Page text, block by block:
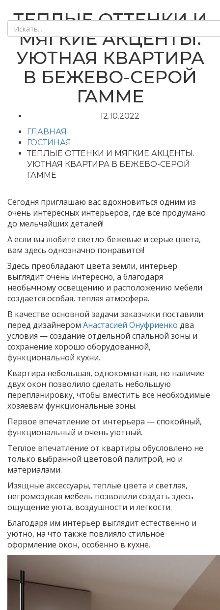
ТЕПЛЫЕ ОТТЕНКИ И
МЯГКИЕ АКЦЕНТЫ.
УЮТНАЯ КВАРТИРА
В БЕЖЕВО-СЕРОЙ
ГАММЕ
12.10.2022
ГЛАВНАЯ
ГОСТИНАЯ
ТЕПЛЫЕ ОТТЕНКИ И МЯГКИЕ АКЦЕНТЫ.
УЮТНАЯ КВАРТИРА В БЕЖЕВО-СЕРОЙ
ГАММЕ
Сегодня приглашаю вас вдохновиться одним из
очень интересных интерьеров, где все продумано
до мельчайших деталей!
А если вы любите светло-бежевые и серые цвета,
вам здесь однозначно понравится!
Здесь преобладают цвета земли, интерьер
выглядит очень интересно, а благодаря
необычному освещению и расположению мебели
создается особая, теплая атмосфера.
В качестве основной задачи заказчики поставили
перед дизайнером Анастасией Онуфриенко два
условия — создание отдельной спальной зоны и
сохранение хорошо оборудованной,
функциональной кухни.
Квартира небольшая, однокомнатная, но наличие
двух окон позволило сделать небольшую
перепланировку, чтобы вместить все необходимые
хозяевам функциональные зоны.
Первое впечатление от интерьера — спокойный,
функциональный и очень уютный.
Теплое впечатление от квартиры обусловлено не
только выбранной цветовой палитрой, но и
материалами.
Изящные аксессуары, теплые цвета и светлая,
негромоздкая мебель позволили создать здесь
ощущение уюта, воздушности и легкости.
Благодаря им интерьер выглядит естественно и
уютно, на что также повлияло стильное
оформление окон, особенно в кухне.